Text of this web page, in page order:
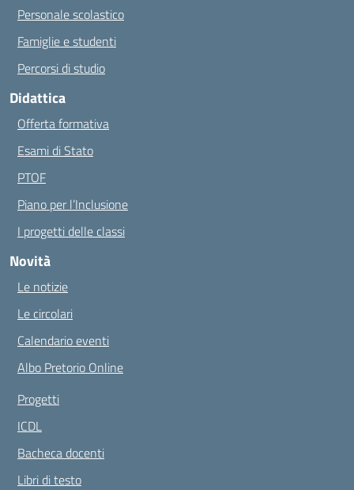
Personale scolastico
Famiglie e studenti
Percorsi di studio
Didattica
Offerta formativa
Esami di Stato
PTOF
Piano per l’Inclusione
I progetti delle classi
Novità
Le notizie
Le circolari
Calendario eventi
Albo Pretorio Online
Progetti
ICDL
Bacheca docenti
Libri di testo